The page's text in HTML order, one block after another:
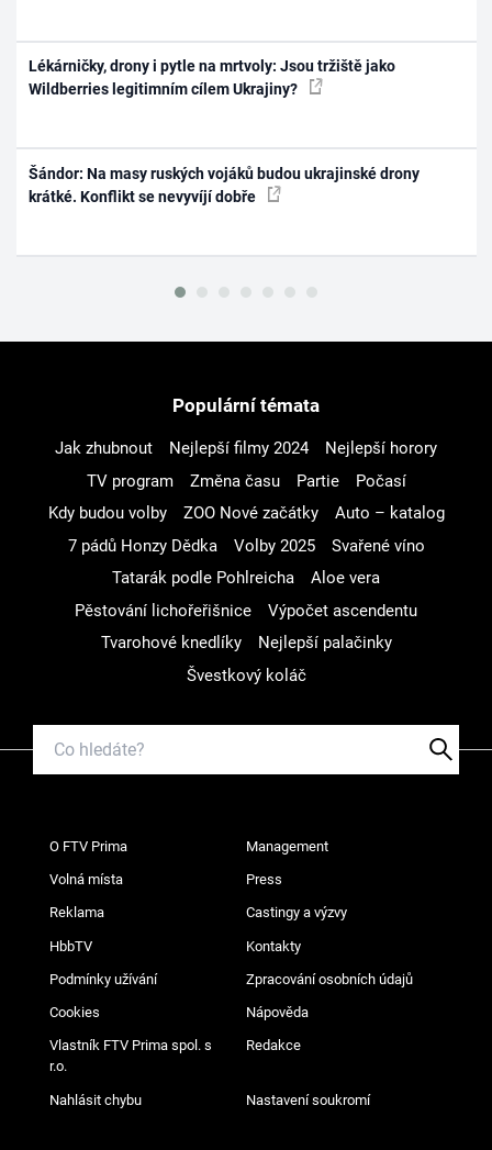
Lékárničky, drony i pytle na mrtvoly: Jsou tržiště jako
Wildberries legitimním cílem Ukrajiny?
Šándor: Na masy ruských vojáků budou ukrajinské drony
krátké. Konflikt se nevyvíjí dobře
Populární témata
Jak zhubnout Nejlepší filmy 2024
Nejlepší horory
TV program
Změna času Partie
Počasí
Kdy budou volby
ZOO Nové začátky
Auto – katalog
7 pádů Honzy Dědka
Volby 2025
Svařené víno
Tatarák podle Pohlreicha
Aloe vera
Pěstování lichořeřišnice
Výpočet ascendentu
Tvarohové knedlíky
Nejlepší palačinky
Švestkový koláč
O FTV Prima Management
Volná místa Press
Reklama Castingy a výzvy
HbbTV Kontakty
Podmínky užívání Zpracování osobních údajů
Cookies Nápověda
Vlastník FTV Prima spol. s
r.o.
Redakce
Nahlásit chybu Nastavení soukromí